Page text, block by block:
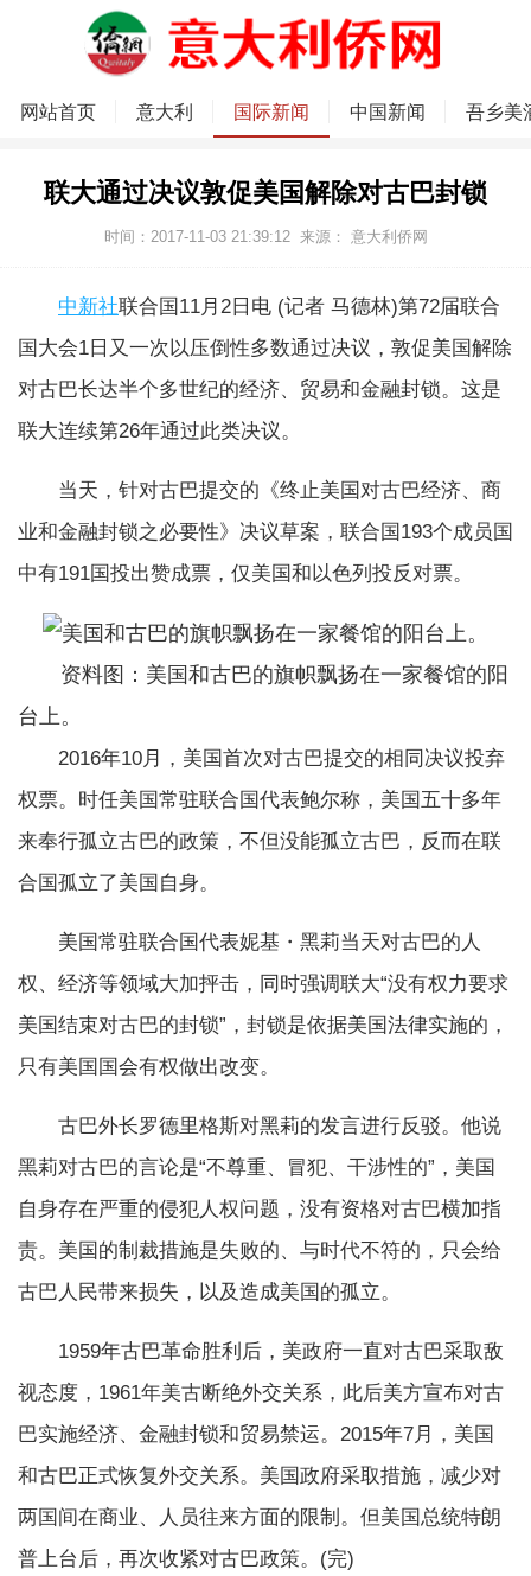
网站首页 意大利 国际新闻 中国新闻 吾乡美
联大通过决议敦促美国解除对古巴封锁
时间：2017-11-03 21:39:12 来源： 意大利侨网
中新社联合国11月2日电 (记者 马德林)第72届联合
国大会1日又一次以压倒性多数通过决议，敦促美国解除
对古巴长达半个多世纪的经济、贸易和金融封锁。这是
联大连续第26年通过此类决议。
当天，针对古巴提交的《终止美国对古巴经济、商
业和金融封锁之必要性》决议草案，联合国193个成员国
中有191国投出赞成票，仅美国和以色列投反对票。
资料图：美国和古巴的旗帜飘扬在一家餐馆的阳
台上。
2016年10月，美国首次对古巴提交的相同决议投弃
权票。时任美国常驻联合国代表鲍尔称，美国五十多年
来奉行孤立古巴的政策，不但没能孤立古巴，反而在联
合国孤立了美国自身。
美国常驻联合国代表妮基・黑莉当天对古巴的人
权、经济等领域大加抨击，同时强调联大“没有权力要求
美国结束对古巴的封锁”，封锁是依据美国法律实施的，
只有美国国会有权做出改变。
古巴外长罗德里格斯对黑莉的发言进行反驳。他说
黑莉对古巴的言论是“不尊重、冒犯、干涉性的”，美国
自身存在严重的侵犯人权问题，没有资格对古巴横加指
责。美国的制裁措施是失败的、与时代不符的，只会给
古巴人民带来损失，以及造成美国的孤立。
1959年古巴革命胜利后，美政府一直对古巴采取敌
视态度，1961年美古断绝外交关系，此后美方宣布对古
巴实施经济、金融封锁和贸易禁运。2015年7月，美国
和古巴正式恢复外交关系。美国政府采取措施，减少对
两国间在商业、人员往来方面的限制。但美国总统特朗
普上台后，再次收紧对古巴政策。(完)